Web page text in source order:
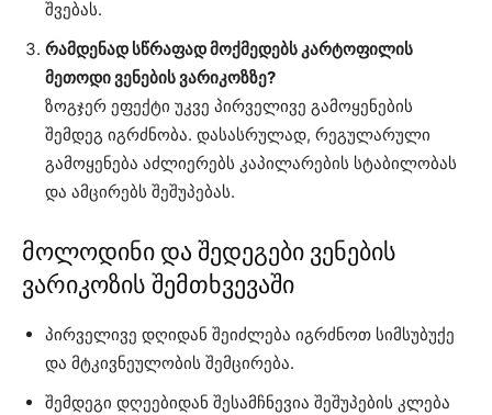
შვებას.
რამდენად სწრაფად მოქმედებს კარტოფილის
მეთოდი ვენების ვარიკოზზე?
ზოგჯერ ეფექტი უკვე პირველივე გამოყენების
შემდეგ იგრძნობა. დასასრულად, რეგულარული
გამოყენება აძლიერებს კაპილარების სტაბილობას
და ამცირებს შეშუპებას.
მოლოდინი და შედეგები ვენების
ვარიკოზის შემთხვევაში
პირველივე დღიდან შეიძლება იგრძნოთ სიმსუბუქე
და მტკივნეულობის შემცირება.
შემდეგი დღეებიდან შესამჩნევია შეშუპების კლება